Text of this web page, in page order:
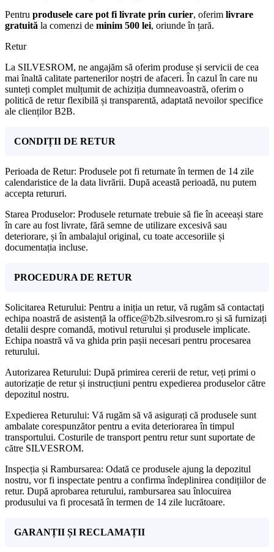
Pentru produsele care pot fi livrate prin curier, oferim livrare
gratuită la comenzi de minim 500 lei, oriunde în țară.
Retur
La SILVESROM, ne angajăm să oferim produse și servicii de cea
mai înaltă calitate partenerilor noștri de afaceri. În cazul în care nu
sunteți complet mulțumit de achiziția dumneavoastră, oferim o
politică de retur flexibilă și transparentă, adaptată nevoilor specifice
ale clienților B2B.
CONDIȚII DE RETUR
Perioada de Retur: Produsele pot fi returnate în termen de 14 zile
calendaristice de la data livrării. După această perioadă, nu putem
accepta retururi.
Starea Produselor: Produsele returnate trebuie să fie în aceeași stare
în care au fost livrate, fără semne de utilizare excesivă sau
deteriorare, și în ambalajul original, cu toate accesoriile și
documentația incluse.
PROCEDURA DE RETUR
Solicitarea Returului: Pentru a iniția un retur, vă rugăm să contactați
echipa noastră de asistență la office@b2b.silvesrom.ro și să furnizați
detalii despre comandă, motivul returului și produsele implicate.
Echipa noastră vă va ghida prin pașii necesari pentru procesarea
returului.
Autorizarea Returului: După primirea cererii de retur, veți primi o
autorizație de retur și instrucțiuni pentru expedierea produselor către
depozitul nostru.
Expedierea Returului: Vă rugăm să vă asigurați că produsele sunt
ambalate corespunzător pentru a evita deteriorarea în timpul
transportului. Costurile de transport pentru retur sunt suportate de
către SILVESROM.
Inspecția și Rambursarea: Odată ce produsele ajung la depozitul
nostru, vor fi inspectate pentru a confirma îndeplinirea condițiilor de
retur. După aprobarea returului, rambursarea sau înlocuirea
produsului va fi procesată în termen de 14 zile lucrătoare.
GARANȚII ȘI RECLAMAȚII